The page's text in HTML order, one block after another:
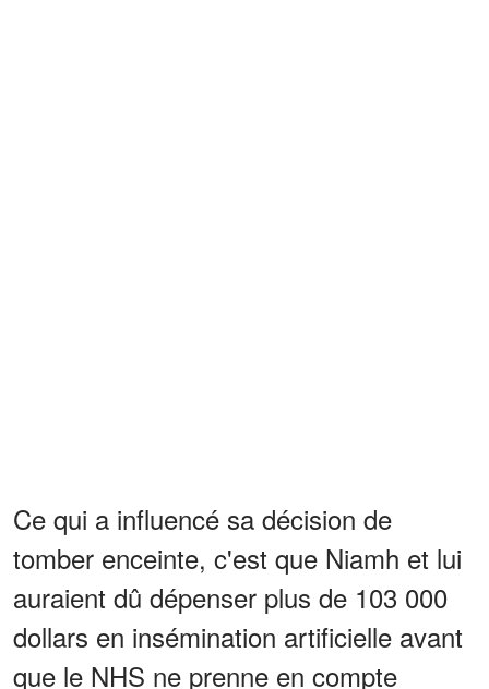
Ce qui a influencé sa décision de
tomber enceinte, c'est que Niamh et lui
auraient dû dépenser plus de 103 000
dollars en insémination artificielle avant
que le NHS ne prenne en compte